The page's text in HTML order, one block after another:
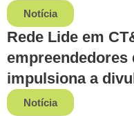
Notícia
Rede Lide em
impulsiona a
Notícia